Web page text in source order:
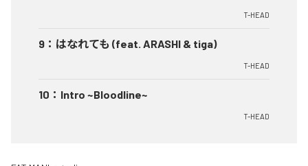
T-HEAD
9 ： はなれても (feat. ARASHI & tiga)
T-HEAD
10 ： Intro ~Bloodline~
T-HEAD